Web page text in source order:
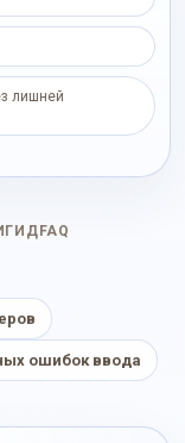
лишней
ГИД FAQ
ошибок ввода